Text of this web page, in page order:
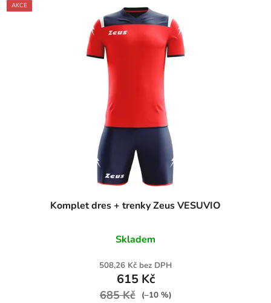
AKCE
Komplet dres + trenky Zeus VESUVIO
Skladem
508,26 Kč bez DPH
615 Kč
685 Kč (–10 %)